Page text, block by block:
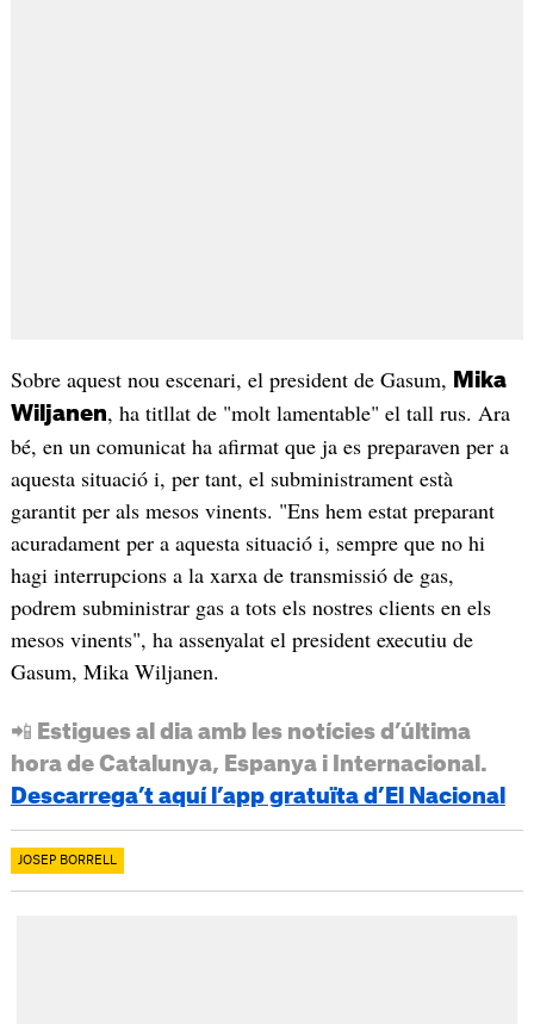
Sobre aquest nou escenari, el president de Gasum, Mika
Wiljanen, ha titllat de "molt lamentable" el tall rus. Ara
bé, en un comunicat ha afirmat que ja es preparaven per a
aquesta situació i, per tant, el subministrament està
garantit per als mesos vinents. "Ens hem estat preparant
acuradament per a aquesta situació i, sempre que no hi
hagi interrupcions a la xarxa de transmissió de gas,
podrem subministrar gas a tots els nostres clients en els
mesos vinents", ha assenyalat el president executiu de
Gasum, Mika Wiljanen.
📲 Estigues al dia amb les notícies d’última
hora de Catalunya, Espanya i Internacional.
Descarrega’t aquí l’app gratuïta d’El Nacional
JOSEP BORRELL